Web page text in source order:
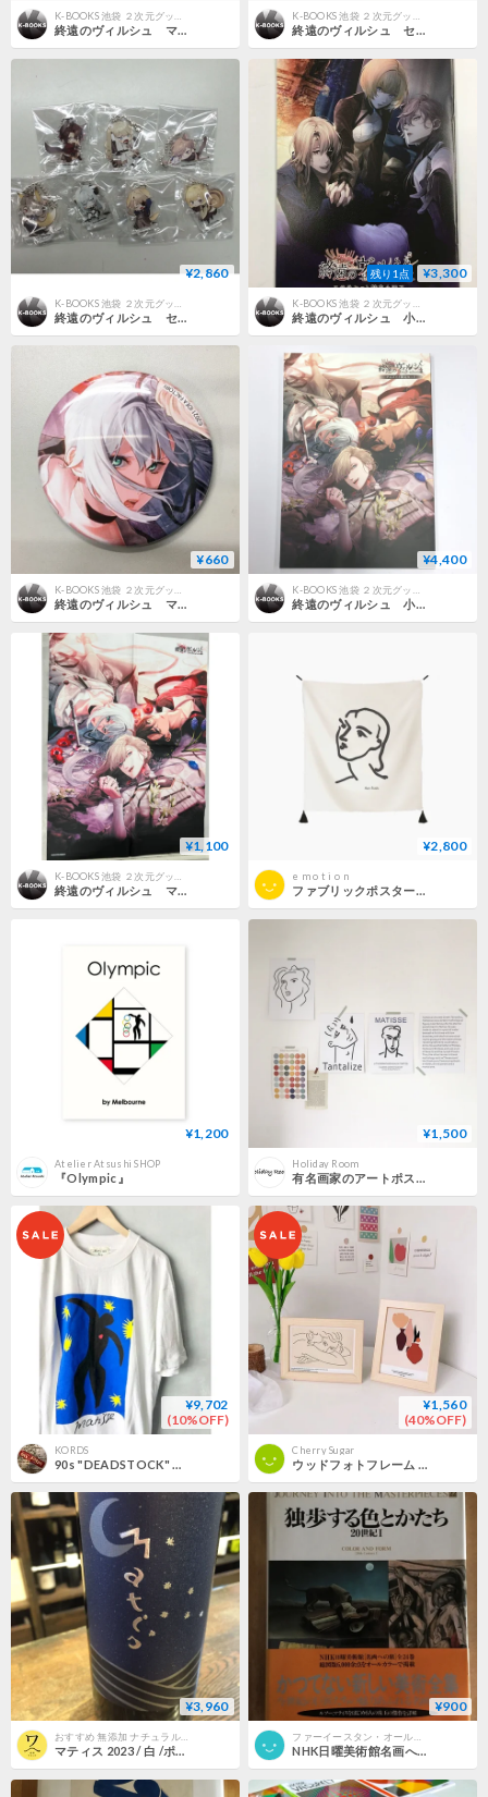
K-BOOKS 池袋 ２次元グッズ通販
終遠のヴィルシュ マティス 缶バッジ
K-BOOKS 池袋 ２次元グッズ通販
終遠のヴィルシュ セレス イヴ リュカ マティス シアン アドルフ アンクゥ 缶バッジ
¥2,860
終遠のヴィルシュ セレス イヴ リュカ マティス シアン アドルフ アンクゥ アクリルスタンドキーチェーンセット
残り1点 ¥3,300
終遠のヴィルシュ 小冊子
¥660
終遠のヴィルシュ マティス 缶バッジ
¥4,400
終遠のヴィルシュ 小冊子
¥1,100
K-BOOKS 池袋 ２次元グッズ通販
終遠のヴィルシュ マティス リュカ アドルフ B2マルチクロス
¥2,800
e m o t i o n
ファブリックポスター｜Matisse お人形
¥1,200
Atelier Atsushi SHOP
『Olympic』
¥1,500
Holiday Room
¥9,702
(10%OFF)
KORDS
90s "DEADSTOCK" matisse Tee MADE IN USA🇺🇸Size L
¥1,560
(40%OFF)
Cherry Sugar
ウッドフォトフレーム アート
¥3,960
おすすめ 無添加 ナチュラルワイン（ナチュール） | こだわり ナチュラルワイン 北摂ワインズ
マティス 2023 / 白 /ポデーレ ラ チェッレータ/ イタリア・トスカーナ / SO2 無添加
¥900
NHK日曜美術館名画への旅22 独歩する色とかたち―20世紀Ⅰ 講談社